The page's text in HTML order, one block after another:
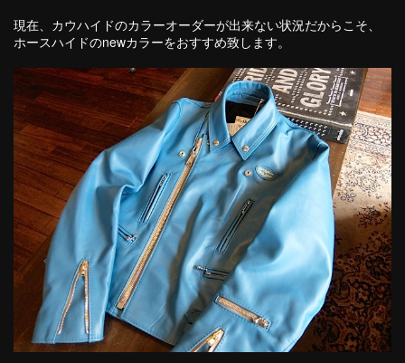
現在、カウハイドのカラーオーダーが出来ない状況だからこそ、
ホースハイドのnewカラーをおすすめ致します。